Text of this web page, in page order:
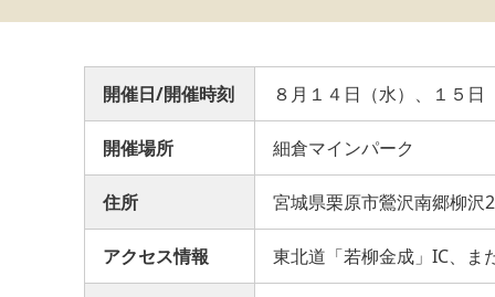
開催日/開催時刻 ８月１４日（水）、１５日
開催場所 細倉マインパーク
住所 宮城県栗原市鶯沢南郷柳沢
アクセス情報 東北道「若柳金成」IC、ま